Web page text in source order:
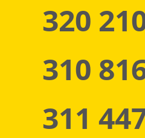
320
310
311